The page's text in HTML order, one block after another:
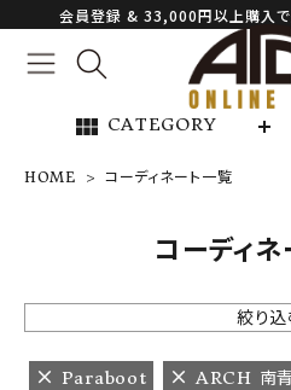
会員登録 & 33,000円以上購入で
view_module CATEGORY
NEW ARRIVAL
ARCH EXCLUSIVE
BRAND
HOME コーディネート一覧
コーディ
絞り込
Paraboot ARCH 南